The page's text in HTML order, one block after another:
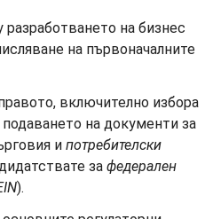
на бизнес
на първоначалните
включително избора
на документи за
и потребителски
за федерален
).